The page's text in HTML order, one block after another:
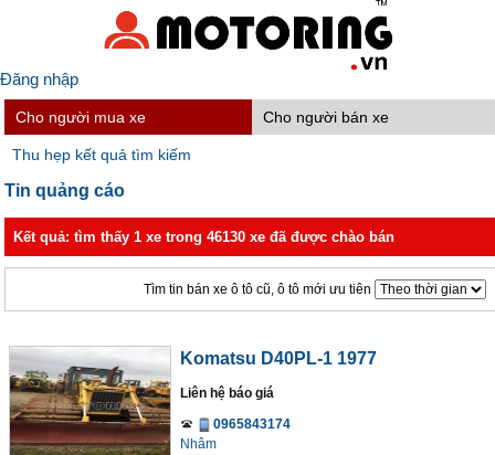
Đăng nhập
Cho người mua xe Cho người bán xe
Thu hẹp kết quả tìm kiếm
Tin quảng cáo
Kết quả: tìm thấy 1 xe trong 46130 xe đã được chào bán
Tìm tin bán xe ô tô cũ, ô tô mới ưu tiên
Komatsu D40PL-1 1977
Liên hệ báo giá
0965843174
Nhâm